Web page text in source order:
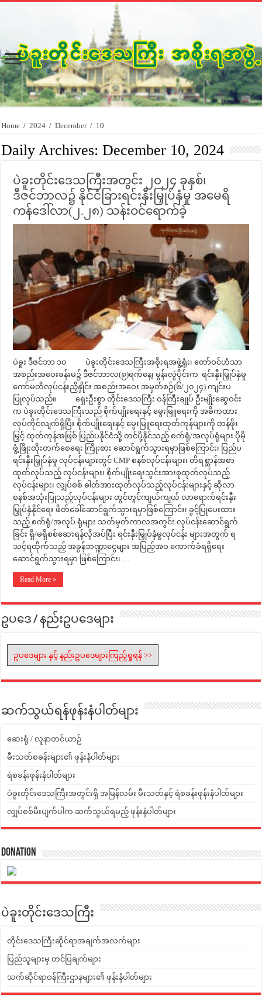
Home / 2024 / December / 10
Daily Archives:December 10, 2024
ပဲခူးတိုင်းဒေသကြီးအတွင်း ၂၀၂၄ ခုနှစ်၊
ဒီဇင်ဘာလ၌ နိုင်ငံခြားရင်းနှီးမြှုပ်နှံမှု အမေရိ
ကန်ဒေါ်လာ(၂.၂၈) သန်းဝင်ရောက်ခဲ့
ပဲခူး ဒီဇင်ဘာ ၁၀ ပဲခူးတိုင်းဒေသကြီးအစိုးရအဖွဲ့ရုံး၊ တော်ဝင်ဟံသာ
အစည်းအဝေးခန်းမ၌ ဒီဇင်ဘာလ(၉)ရက်နေ့၊ မွန်းလွဲပိုင်းက ရင်းနှီးမြှုပ်နှံမှု
ကော်မတီလုပ်ငန်းညှိနှိုင်း အစည်းအဝေး အမှတ်စဉ်(၆/၂၀၂၄) ကျင်းပ
ပြုလုပ်သည်။ ရှေးဦးစွာ တိုင်းဒေသကြီး ဝန်ကြီးချုပ် ဦးမျိုးဆွေဝင်း
က ပဲခူးတိုင်းဒေသကြီးသည် စိုက်ပျိုးရေးနှင့် မွေးမြူရေးကို အဓိကထား
လုပ်ကိုင်လျက်ရှိပြီး စိုက်ပျိုးရေးနှင့် မွေးမြူရေးထုတ်ကုန်များကို တန်ဖိုး
မြှင့် ထုတ်ကုန်အဖြစ် ပြည်ပနိုင်ငံသို့ တင်ပို့နိုင်သည့် စက်ရုံ/အလုပ်ရုံများ ပိုမို
ဖွံ့ဖြိုးတိုးတက်စေရေး ကြိုးစား ဆောင်ရွက်သွားရမှာဖြစ်ကြောင်း၊ ပြည်ပ
ရင်းနှီးမြှုပ်နှံမှု လုပ်ငန်းများတွင် CMP စနစ်လုပ်ငန်းများ၊ တိရစ္ဆာန်အစာ
ထုတ်လုပ်သည့် လုပ်ငန်းများ၊ စိုက်ပျိုးရေးသွင်းအားစုထုတ်လုပ်သည့်
လုပ်ငန်းများ၊ လျှပ်စစ် ဓါတ်အားထုတ်လုပ်သည့်လုပ်ငန်းများနှင့် ဆိုလာ
စနစ်အသုံးပြုသည့်လုပ်ငန်းများ တွင်တွင်ကျယ်ကျယ် လာရောက်ရင်းနှီး
မြှုပ်နှံနိုင်ရေး ဖိတ်ခေါ်ဆောင်ရွက်သွားရမှာဖြစ်ကြောင်း၊ ခွင့်ပြုပေးထား
သည့် စက်ရုံ/အလုပ် ရုံများ သတ်မှတ်ကာလအတွင်း လုပ်ငန်းဆောင်ရွက်
ခြင်း ရှိ/မရှိစစ်ဆေးရန်လိုအပ်ပြီး ရင်းနှီးမြှုပ်နှံမှုလုပ်ငန်း များအတွက် ရ
သင့်ရထိုက်သည့် အခွန်ဘဏ္ဍာငွေများ အပြည့်အဝ ကောက်ခံရရှိရေး
ဆောင်ရွက်သွားရမှာ ဖြစ်ကြောင်း၊ …
Read More »
ဥပဒေ / နည်းဥပဒေများ
ဥပဒေများ နှင့် နည်းဥပဒေများကြည့်ရှုရန် >>
ဆက်သွယ်ရန်ဖုန်းနံပါတ်များ
ဆေးရုံ / လူနာတင်ယာဉ်
မီးသတ်စခန်းများ၏ ဖုန်းနံပါတ်များ
ရဲစခန်းဖုန်းနံပါတ်များ
ပဲခူးတိုင်းဒေသကြီးအတွင်းရှိ အမြန်လမ်း မီးသတ်နှင့် ရဲစခန်းဖုန်းနံပါတ်များ
လျှပ်စစ်မီးပျက်ပါက ဆက်သွယ်ရမည့် ဖုန်းနံပါတ်များ
Donation
ပဲခူးတိုင်းဒေသကြီး
တိုင်းဒေသကြီးဆိုင်ရာအချက်အလက်များ
ပြည်သူများမှ တင်ပြချက်များ
သက်ဆိုင်ရာဝန်ကြီးဌာနများ၏ ဖုန်းနံပါတ်များ